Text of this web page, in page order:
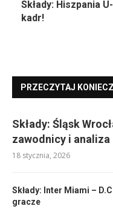
Składy: Hiszpania
kadr!
PRZECZYTAJ
Składy: Śląsk
zawodnicy i analiza
18 stycznia, 2026
Składy: Inter Miami –
gracze